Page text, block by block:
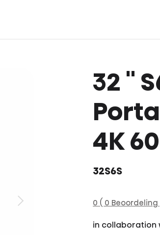
32 ''
4K
32S6S
0 ( 0 Beoordeling
in